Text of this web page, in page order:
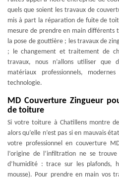
quels que soient les travaux de
mis à part la réparation de fuite de
mesure de prendre en main
la pose de gouttière ; les travaux de
; le changement et traitement de
travaux, nous n’allons utiliser
matériaux professionnels,
technologie.
MD Couverture Zingueur
de toiture
Si votre toiture à Chatillens montre
alors qu’elle n’est pas si en mauvais
votre professionnel en couverture
l’origine de l’infiltration ne se
d’humidité : trace sur les plafonds,
mousse). Pour prendre en main vos